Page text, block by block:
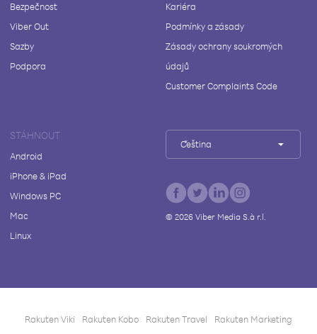
Bezpečnost
Viber Out
Sazby
Podpora
Kariéra
Podmínky a zásady
Zásady ochrany soukromých
údajů
Customer Complaints Code
STÁHNOUT
Android
iPhone & iPad
Windows PC
Mac
Linux
Čeština
© 2026Viber Media S.à r.l.
Rakuten Viki Rakuten Kobo Rakuten Travel Rakuten Marketing